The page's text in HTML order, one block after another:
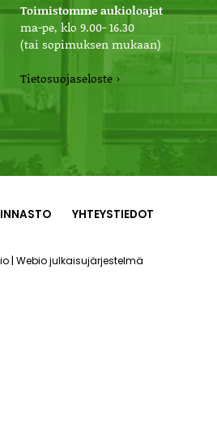
Toimistomme aukioloajat
ma-pe, klo 9.00- 16.30
(tai sopimuksen mukaan)
Tietosuojaseloste ›
YHTEYSTIEDOT
| Webio julkaisujärjestelmä